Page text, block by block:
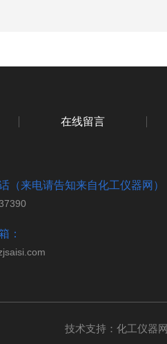
在线留言
（来电请告知来自化工仪器网）
：
技术支持： 化工仪器网